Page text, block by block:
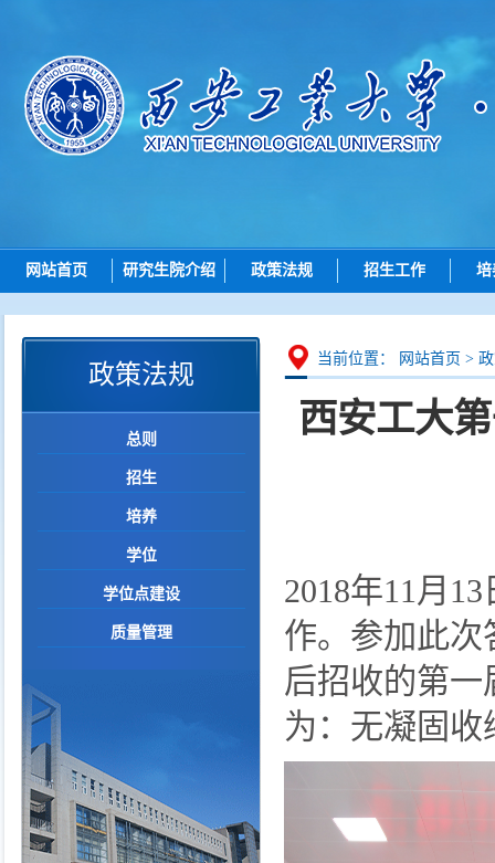
网站首页 研究生院介绍
研究生院简介
岗位职责
政策法规
总则
招生
培养
学位
招生工作
招生动态
博士招生
硕士招生
导师查询
培
研
政策法规
总则
招生
培养
学位
学位点建设
质量管理
当前位置： 网站首页 >
西安工大
2018年11月 13
作。参加此
后招收的第
为：无凝固